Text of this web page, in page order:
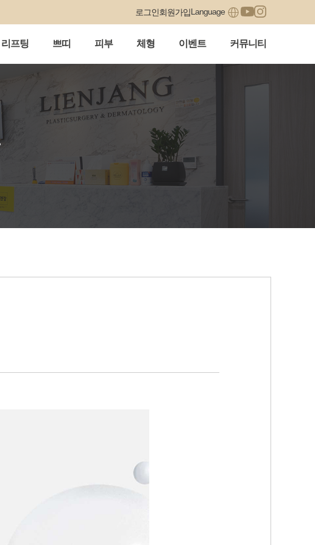
로그인회원가입Language
리프팅 쁘띠 피부 체형 이벤트 커뮤니티